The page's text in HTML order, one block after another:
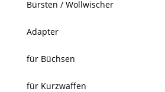
Bürsten / Wollwischer
Adapter
für Büchsen
für Kurzwaffen